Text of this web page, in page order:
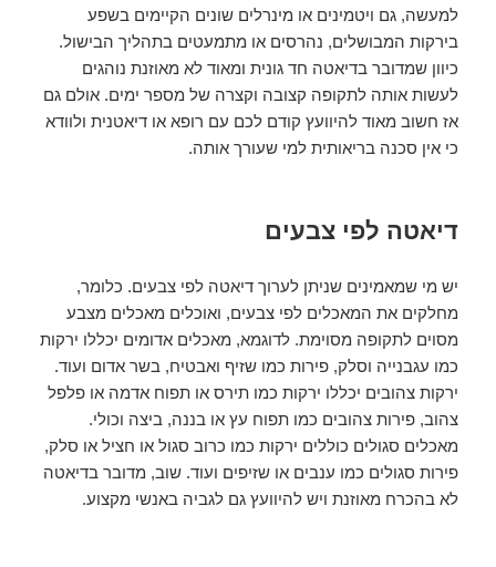
למעשה, גם ויטמינים או מינרלים שונים הקיימים בשפע
בירקות המבושלים, נהרסים או מתמעטים בתהליך הבישול.
כיוון שמדובר בדיאטה חד גונית ומאוד לא מאוזנת נוהגים
לעשות אותה לתקופה קצובה וקצרה של מספר ימים. אולם גם
אז חשוב מאוד להיוועץ קודם לכם עם רופא או דיאטנית ולוודא
כי אין סכנה בריאותית למי שעורך אותה.
דיאטה לפי צבעים
יש מי שמאמינים שניתן לערוך דיאטה לפי צבעים. כלומר,
מחלקים את המאכלים לפי צבעים, ואוכלים מאכלים מצבע
מסוים לתקופה מסוימת. לדוגמא, מאכלים אדומים יכללו ירקות
כמו עגבנייה וסלק, פירות כמו שזיף ואבטיח, בשר אדום ועוד.
ירקות צהובים יכללו ירקות כמו תירס או תפוח אדמה או פלפל
צהוב, פירות צהובים כמו תפוח עץ או בננה, ביצה וכולי.
מאכלים סגולים כוללים ירקות כמו כרוב סגול או חציל או סלק,
פירות סגולים כמו ענבים או שזיפים ועוד. שוב, מדובר בדיאטה
לא בהכרח מאוזנת ויש להיוועץ גם לגביה באנשי מקצוע.